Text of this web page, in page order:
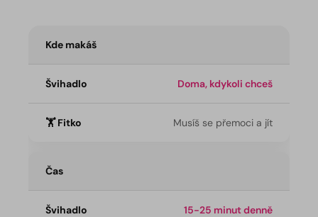
Kde makáš
Doma, kdykoli chceš
Musíš se přemoci a jít
Čas
15-25 minut denně